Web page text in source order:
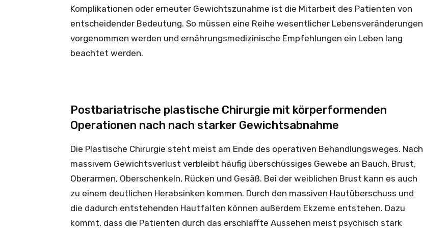
Komplikationen oder erneuter Gewichtszunahme ist die Mitarbeit des Patienten von
entscheidender Bedeutung. So müssen eine Reihe wesentlicher Lebensveränderungen
vorgenommen werden und ernährungsmedizinische Empfehlungen ein Leben lang
beachtet werden.
Postbariatrische plastische Chirurgie mit körperformenden
Operationen nach nach starker Gewichtsabnahme
Die Plastische Chirurgie steht meist am Ende des operativen Behandlungsweges. Nach
massivem Gewichtsverlust verbleibt häufig überschüssiges Gewebe an Bauch, Brust,
Oberarmen, Oberschenkeln, Rücken und Gesäß. Bei der weiblichen Brust kann es auch
zu einem deutlichen Herabsinken kommen. Durch den massiven Hautüberschuss und
die dadurch entstehenden Hautfalten können außerdem Ekzeme entstehen. Dazu
kommt, dass die Patienten durch das erschlaffte Aussehen meist psychisch stark